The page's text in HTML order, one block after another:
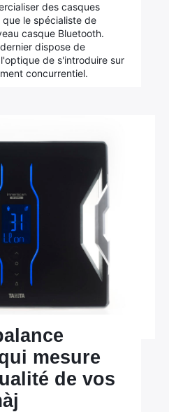
des casques
que le spécialiste de
casque Bluetooth.
dispose de
de s'introduire sur
concurrentiel.
mesure
de vos